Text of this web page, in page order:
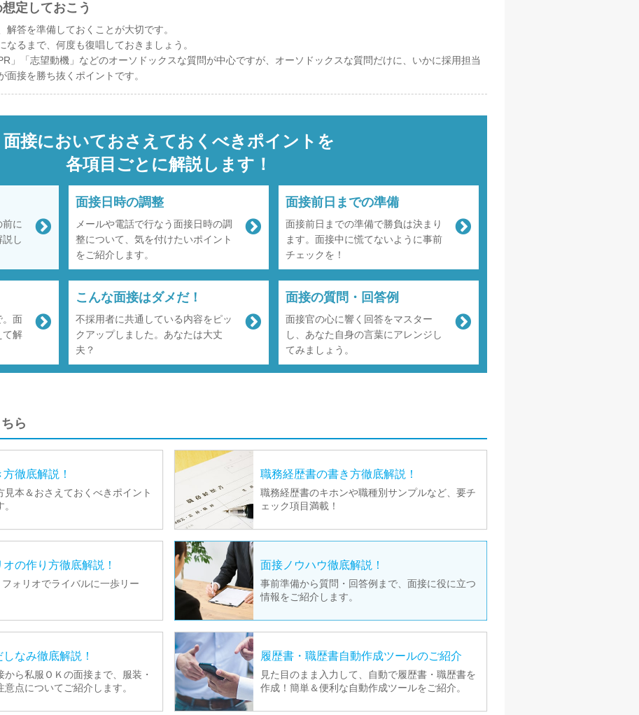
定しておこう
答を準備しておくことが大切です。
るまで、何度も復唱しておきましょう。
」「志望動機」などのオーソドックスな質問が中心ですが、オーソドックスな質問だけに、いかに採用担当
接を勝ち抜くポイントです。
面接においておさえておくべきポイントを
各項目ごとに解説します！
に
し
面接日時の調整
メールや電話で行なう面接日時の調
整について、気を付けたいポイント
をご紹介します。
面接前日までの準備
面接前日までの準備で勝負は決まり
ます。面接中に慌てないように事前
チェックを！
。面
て解
こんな面接はダメだ！
不採用者に共通している内容をピッ
クアップしました。あなたは大丈
夫？
面接の質問・回答例
面接官の心に響く回答をマスター
し、あなた自身の言葉にアレンジし
てみましょう。
ら
方徹底解説！
見本＆おさえておくべきポイント
職務経歴書の書き方徹底解説！
職務経歴書のキホンや職種別サンプルなど、要チ
ェック項目満載！
オの作り方徹底解説！
フォリオでライバルに一歩リー
面接ノウハウ徹底解説！
事前準備から質問・回答例まで、面接に役に立つ
情報をご紹介します。
しなみ徹底解説！
から私服ＯＫの面接まで、服装・
点についてご紹介します。
履歴書・職歴書自動作成ツールのご紹介
見た目のまま入力して、自動で履歴書・職歴書を
作成！簡単＆便利な自動作成ツールをご紹介。